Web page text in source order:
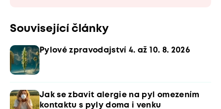
Související články
Pylové zpravodajství 4. až 10. 8. 2026
Jak se zbavit alergie na pyl omezením
kontaktu s pyly doma i venku